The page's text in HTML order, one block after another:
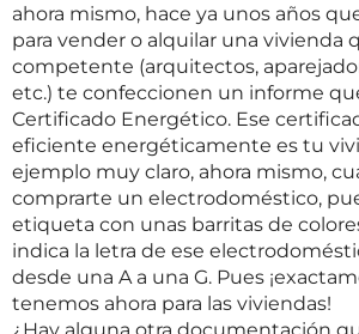
ahora mismo, hace ya unos años
para vender o alquilar una vivienda
competente (arquitectos,
etc.) te confeccionen un informe
Certificado Energético. Ese
eficiente energéticamente es tu
ejemplo muy claro, ahora mismo,
comprarte un electrodoméstico,
etiqueta con unas barritas de
indica la letra de ese
desde una A a una G. Pues
tenemos ahora para las viviendas!